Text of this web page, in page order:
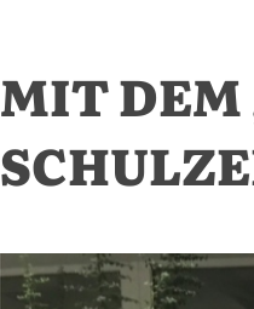
MIT DEM